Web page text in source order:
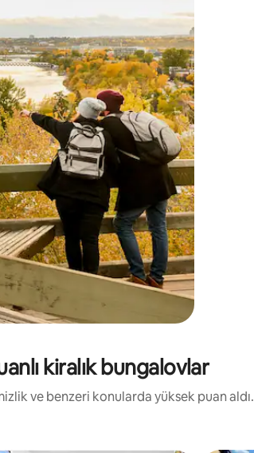
hareketleriyle keşfedin.
kiralık bungalovlar
ve benzeri konularda yüksek puan aldı.